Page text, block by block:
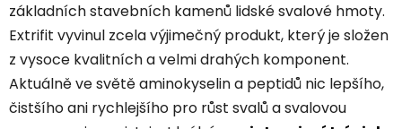
základních stavebních kamenů lidské svalové hmoty.
Extrifit vyvinul zcela výjimečný produkt, který je složen
z vysoce kvalitních a velmi drahých komponent.
Aktuálně ve světě aminokyselin a peptidů nic lepšího,
čistšího ani rychlejšího pro růst svalů a svalovou